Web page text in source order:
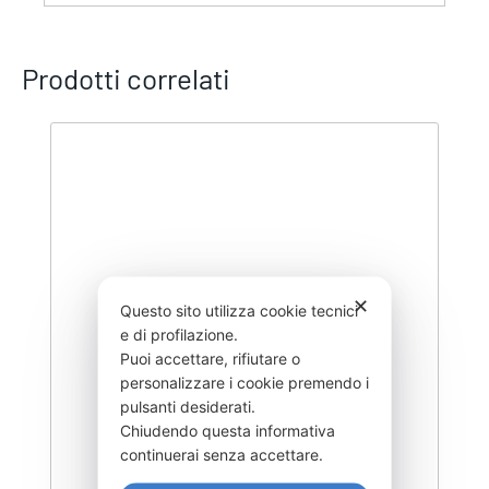
Prodotti correlati
✕
Questo sito utilizza cookie tecnici
e di profilazione.
Puoi accettare, rifiutare o
personalizzare i cookie premendo i
pulsanti desiderati.
Chiudendo questa informativa
continuerai senza accettare.